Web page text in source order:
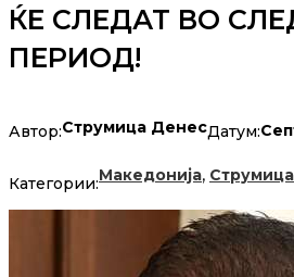
ЌЕ СЛЕДАТ ВО
ПЕРИОД!
Автор:Струмица ДенесДатум:
Категории:Македонија, Струмица